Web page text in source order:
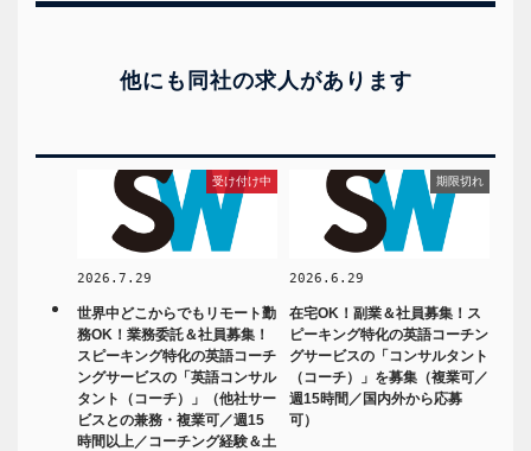
他にも同社の求人があります
受け付け中
2026.7.29
世界中どこからでもリモート勤
務OK！業務委託＆社員募集！
スピーキング特化の英語コーチ
ングサービスの「英語コンサル
タント（コーチ）」（他社サー
ビスとの兼務・複業可／週15
時間以上／コーチング経験＆土
期限切れ
2026.6.29
在宅OK！副業＆社員募集！ス
ピーキング特化の英語コーチン
グサービスの「コンサルタント
（コーチ）」を募集（複業可／
週15時間／国内外から応募
可）